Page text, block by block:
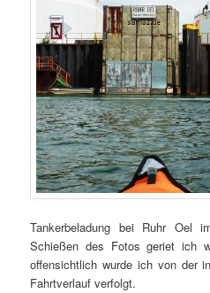
Tankerbeladung bei Ruhr Oel
Schießen des Fotos geriet ich
offensichtlich wurde ich von der
Fahrtverlauf verfolgt.